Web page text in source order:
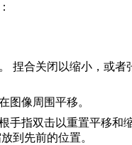
捏合关闭以缩小，或者
图像周围平移。
手指双击以重置平移和
到先前的位置。